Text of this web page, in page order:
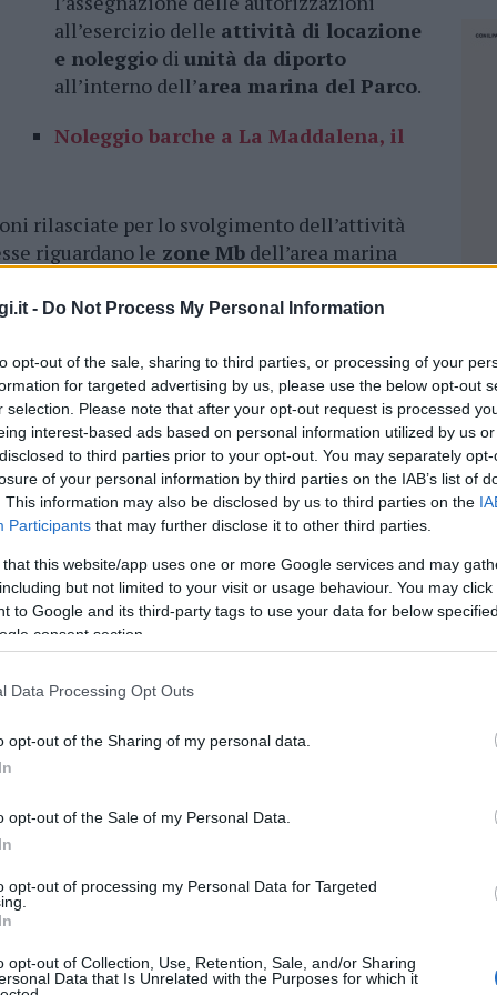
- Do Not Process My Personal Information
opt-out of the sale, sharing to third parties, or processing of your
for targeted advertising by us, please use the below opt-out
selection. Please note that after your opt-out request is processed
interest-based ads based on personal information utilized by us
to third parties prior to your opt-out. You may separately
of your personal information by third parties on the IAB’s list of
This information may also be disclosed by us to third parties on the
Participants that may further disclose it to other third parties.
that this website/app uses one or more Google services and may
but not limited to your visit or usage behaviour. You may
to Google and its third-party tags to use your data for below
consent section.
Data Processing Opt Outs
opt-out of the Sharing of my personal data.
opt-out of the Sale of my Personal Data.
opt-out of processing my Personal Data for Targeted
opt-out of Collection, Use, Retention, Sale, and/or Sharing
Data that Is Unrelated with the Purposes for which it
all’esercizio delle attività di locazione
e noleggio di unità da diporto
all’interno dell’area marina del Parco.
Noleggio barche a La Maddalena, il
rilasciate per lo svolgimento dell’attività
riguardano le zone Mb dell’area marina
un numeromassimo di 700 unità
fino al raggiungimento del numero
fino ad esaurimento delle unità concesse.
solo online. Gli operatori dovranno accedere
www.lamaddalenapark.it. A fondo pagina
on line” e autenticarsi con le proprie
per noleggio e locazione nell’area del Parco
entro il 10 aprile. Per eventuali
Relazioni con il Pubblico (dottoressa
emaile.rio@lamaddalenapark.it).
nella sezione